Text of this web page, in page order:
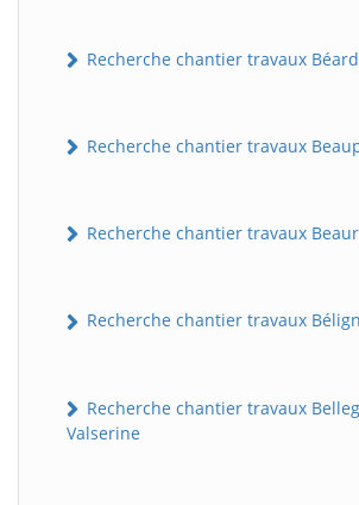
Recherche chantier travaux
Recherche chantier travaux
Recherche chantier travaux
Recherche chantier travaux
Recherche chantier travaux
Valserine